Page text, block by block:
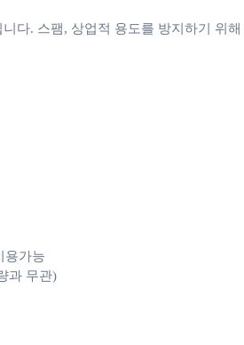
다. 스팸, 상업적 용도를 방지하기 위
용가능
과 무관)